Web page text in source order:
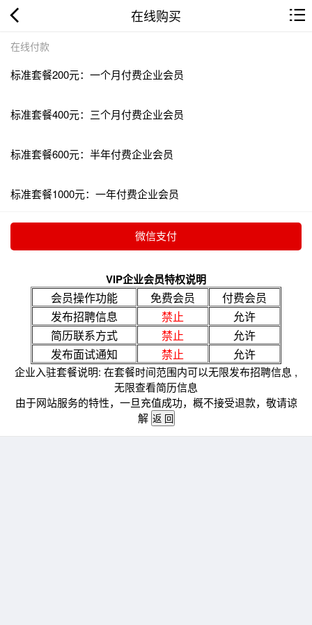
在线购买
在线付款
标准套餐200元：一个月付费企业会员
标准套餐400元：三个月付费企业会员
标准套餐600元：半年付费企业会员
标准套餐1000元：一年付费企业会员
VIP企业会员特权说明
会员操作功能 免费会员
付费会员
发布招聘信息
禁止
允许
简历联系方式
禁止
允许
发布面试通知
禁止 允许
企业入驻套餐说明: 在套餐时间范围内可以无限发布招聘信息 ,
无限查看简历信息
由于网站服务的特性，一旦充值成功，概不接受退款，敬请谅
解